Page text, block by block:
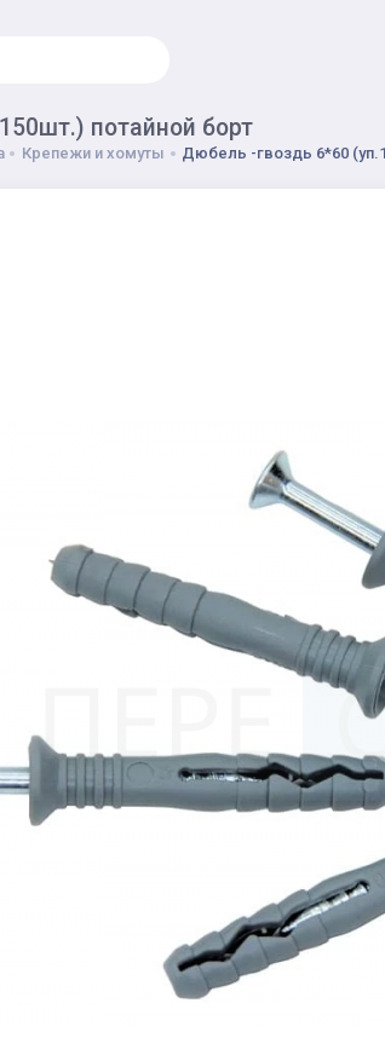
потайной борт
Крепежи и хомуты Дюбель -гвоздь 6*60